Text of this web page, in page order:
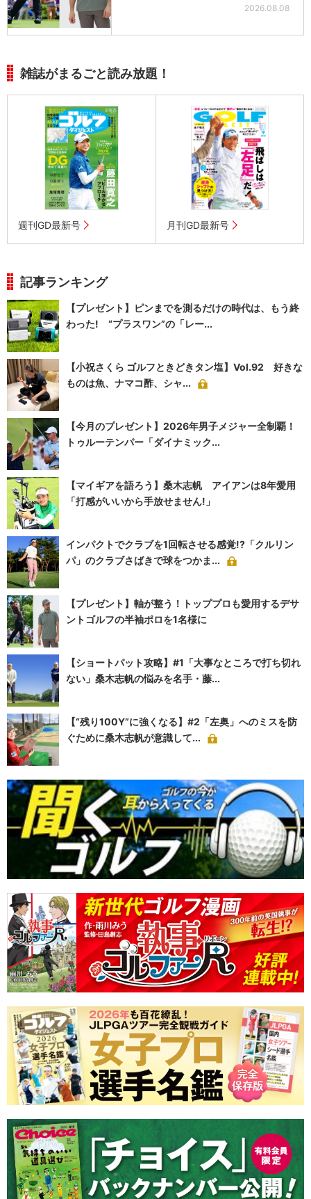
2026.08.08
雑誌がまるごと読み放題！
週刊GD最新号 月刊GD最新号
記事ランキング
【プレゼント】ピンまでを測るだけの時代は、もう終
わった! “プラスワン”の「レー...
【小祝さくら ゴルフときどきタン塩】Vol.92 好きな
ものは魚、ナマコ酢、シャ...
【今月のプレゼント】2026年男子メジャー全制覇！
トゥルーテンパー「ダイナミック...
【マイギアを語ろう】桑木志帆 アイアンは8年愛用
「打感がいいから手放せません!」
インパクトでクラブを1回転させる感覚!?「クルリン
パ」のクラブさばきで球をつかま...
【プレゼント】軸が整う！トッププロも愛用するデサ
ントゴルフの半袖ポロを1名様に
【ショートパット攻略】#1「大事なところで打ち切れ
ない」桑木志帆の悩みを名手・藤...
【“残り100Y”に強くなる】#2「左奥」へのミスを防
ぐために桑木志帆が意識して...